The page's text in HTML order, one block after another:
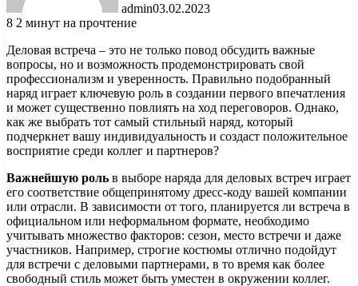
admin03.02.2023
8 2 минут на прочтение
Деловая встреча – это не только повод обсудить важные
вопросы, но и возможность продемонстрировать свой
профессионализм и уверенность. Правильно подобранный
наряд играет ключевую роль в создании первого впечатления
и может существенно повлиять на ход переговоров. Однако,
как же выбрать тот самый стильный наряд, который
подчеркнет вашу индивидуальность и создаст положительное
восприятие среди коллег и партнеров?
Важнейшую роль в выборе наряда для деловых встреч играет
его соответствие общепринятому дресс-коду вашей компании
или отрасли. В зависимости от того, планируется ли встреча в
официальном или неформальном формате, необходимо
учитывать множество факторов: сезон, место встречи и даже
участников. Например, строгие костюмы отлично подойдут
для встречи с деловыми партнерами, в то время как более
свободный стиль может быть уместен в окружении коллег.